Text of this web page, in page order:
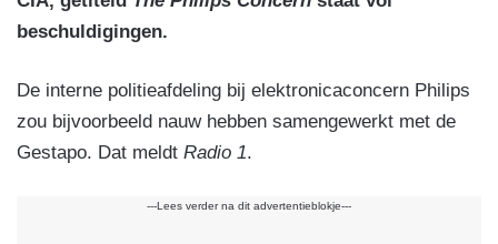
beschuldigingen.
De interne politieafdeling bij elektronicaconcern Philips
zou bijvoorbeeld nauw hebben samengewerkt met de
Gestapo. Dat meldt Radio 1.
---Lees verder na dit advertentieblokje---